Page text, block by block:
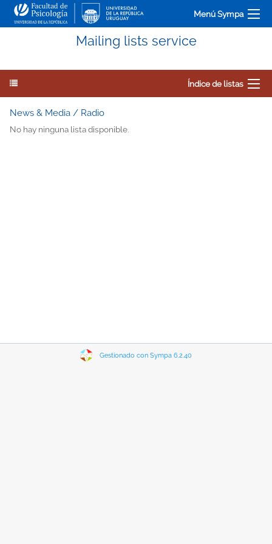
Menú Sympa
Mailing lists service
Índice de listas
News & Media / Radio
No hay ninguna lista disponible.
Gestionado con Sympa 6.2.40